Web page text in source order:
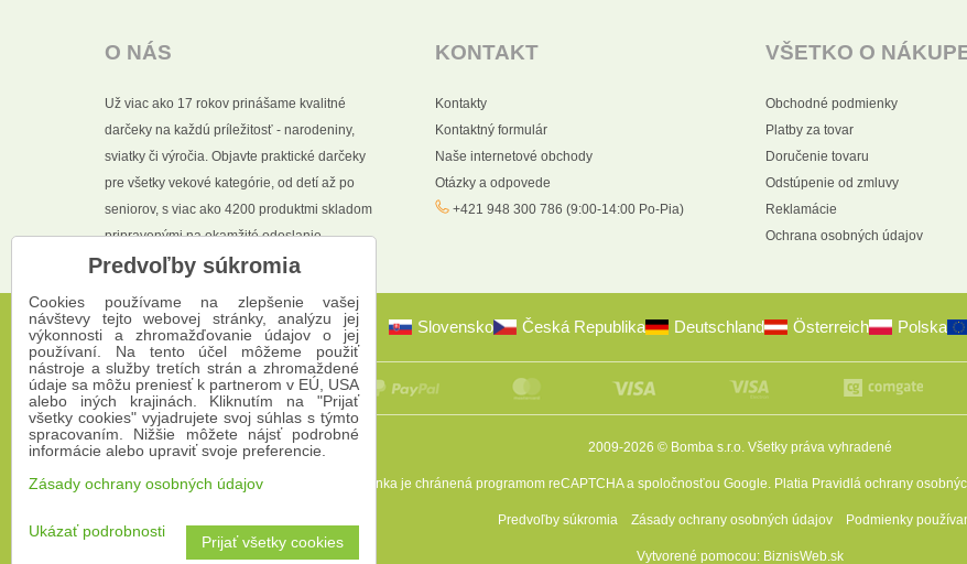
O NÁS
Už viac ako 17 rokov prinášame kvalitné
darčeky na každú príležitosť - narodeniny,
sviatky či výročia. Objavte praktické darčeky
pre všetky vekové kategórie, od detí až po
seniorov, s viac ako 4200 produktmi skladom
pripravenými na okamžité odoslanie.
KONTAKT
Kontakty
Kontaktný formulár
Naše internetové obchody
Otázky a odpovede
+421 948 300 786 (9:00-14:00 Po-Pia)
VŠETKO O
Obchodné podmienky
Platby za tovar
Doručenie tovaru
Odstúpenie od zmluvy
Reklamácie
Ochrana osobných údajov
Slovensko Česká Republika Deutschland Österreich Polska
2009-2026 © Bomba s.r.o. Všetky práva vyhradené
Táto stránka je chránená programom reCAPTCHA a spoločnosťou Google. Platia Pravidlá ochrany
Predvoľby súkromia Zásady ochrany osobných údajov Podmienky
Vytvorené pomocou: BiznisWeb.sk
Predvoľby súkromia
Cookies používame na zlepšenie vašej
návštevy tejto webovej stránky, analýzu jej
výkonnosti a zhromažďovanie údajov o jej
používaní. Na tento účel môžeme použiť
nástroje a služby tretích strán a zhromaždené
údaje sa môžu preniesť k partnerom v EÚ, USA
alebo iných krajinách. Kliknutím na "Prijať
všetky cookies" vyjadrujete svoj súhlas s týmto
spracovaním. Nižšie môžete nájsť podrobné
informácie alebo upraviť svoje preferencie.
Zásady ochrany osobných údajov
Ukázať podrobnosti
Prijať všetky cookies